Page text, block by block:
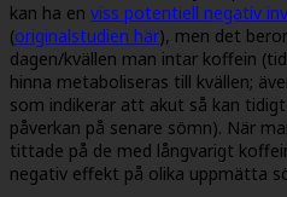
kan ha en viss potentiell negativ
(originalstudien här), men det
dagen/kvällen man intar koffein
hinna metaboliseras till kvällen;
som indikerar att akut så kan
påverkan på senare sömn). När
tittade på de med långvarigt
negativ effekt på olika uppmätta